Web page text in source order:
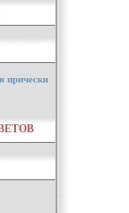
прически